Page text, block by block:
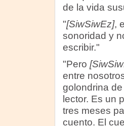
de la vida
"[SiwSiwEz],
sonoridad y
escribir."
"Pero
entre
golondrina
lector. Es un
tres meses
cuento. El